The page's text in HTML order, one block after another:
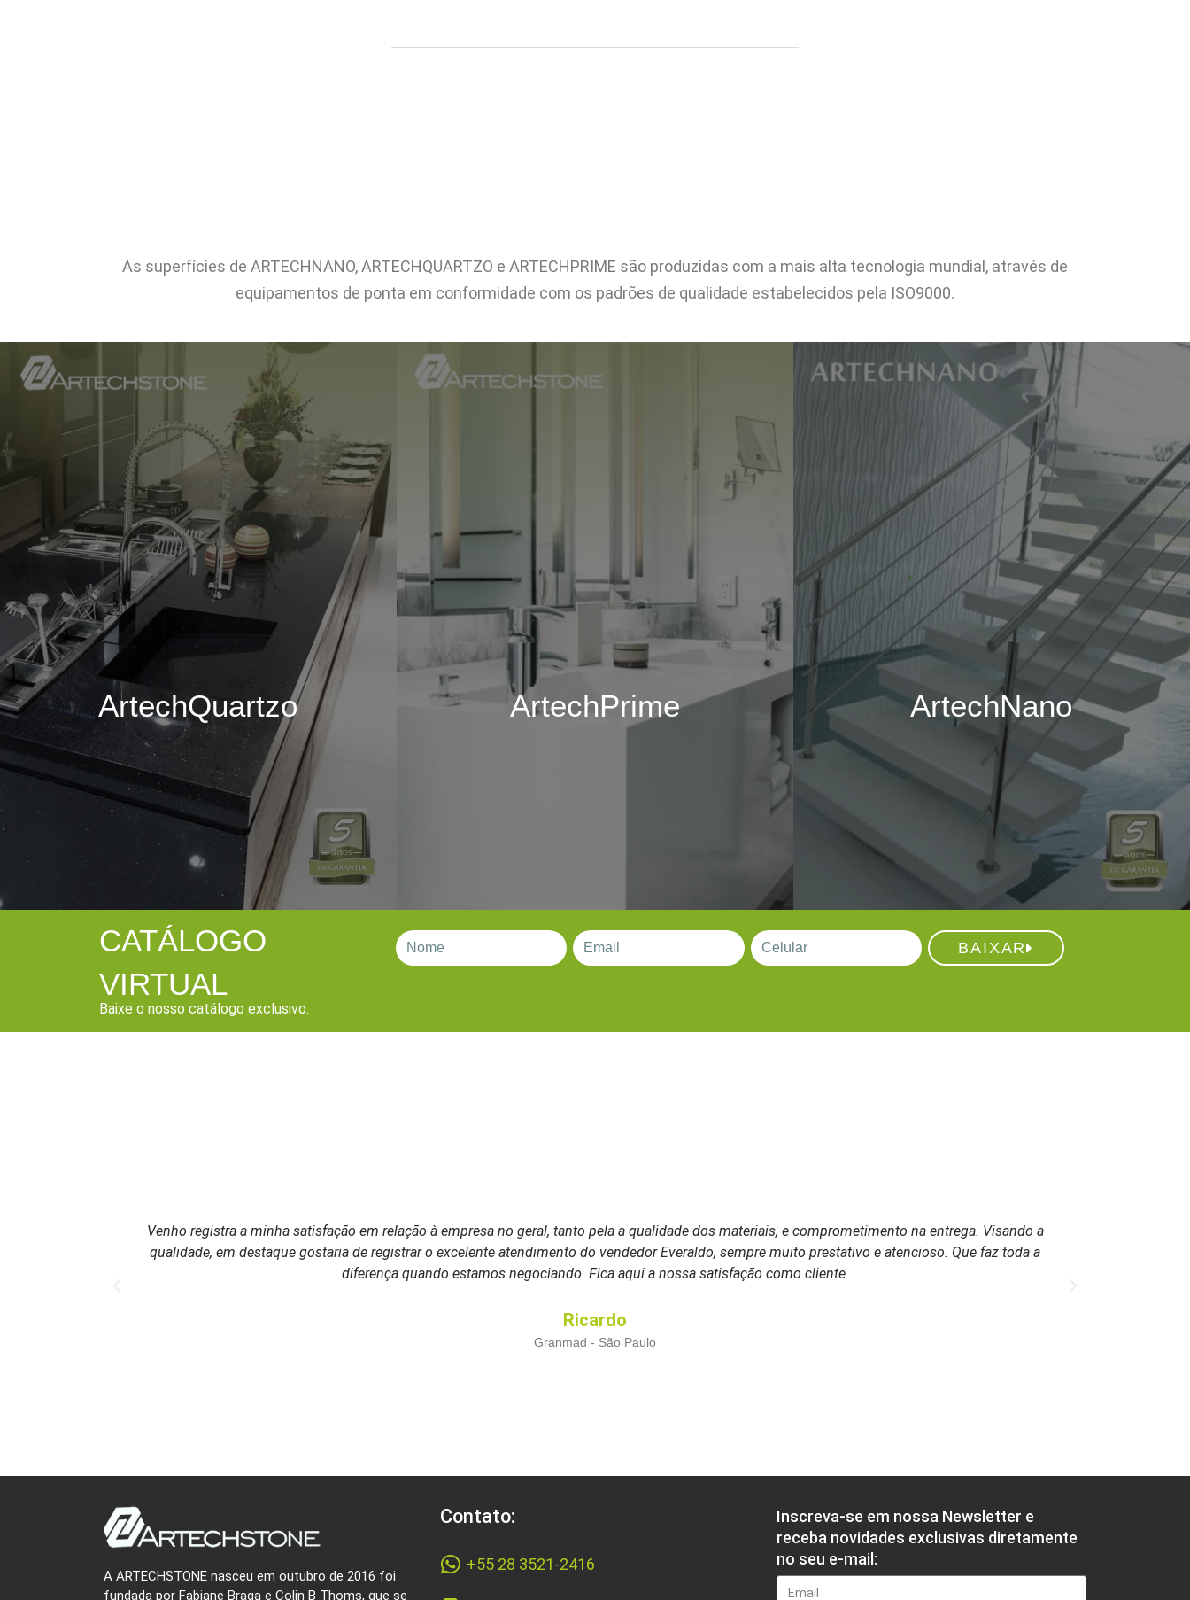
As superfícies de ARTECHNANO, ARTECHQUARTZO e ARTECHPRIME são produzidas com a mais alta tecnologia mundial, através de
equipamentos de ponta em conformidade com os padrões de qualidade estabelecidos pela ISO9000.
ArtechQuartzo ArtechPrime ArtechNano
CATÁLOGO
VIRTUAL
Baixe o nosso catálogo exclusivo.
BAIXAR
Venho registra a minha satisfação em relação à empresa no geral, tanto pela a qualidade dos materiais, e comprometimento na entrega. Visando a
qualidade, em destaque gostaria de registrar o excelente atendimento do vendedor Everaldo, sempre muito prestativo e atencioso. Que faz toda a
diferença quando estamos negociando. Fica aqui a nossa satisfação como cliente.
Ricardo
Granmad - São Paulo
A ARTECHSTONE nasceu em outubro de 2016 foi
fundada por Fabiane Braga e Colin B Thoms, que se
Contato:
+55 28 3521-2416
Inscreva-se em nossa Newsletter e
receba novidades exclusivas diretamente
no seu e-mail: